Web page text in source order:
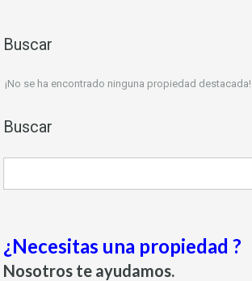
Buscar
¡No se ha encontrado ninguna propiedad destacada!
Buscar
¿Necesitas una propiedad ?
Nosotros te ayudamos.